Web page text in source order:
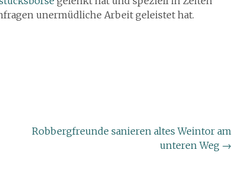
unermüdliche Arbeit geleistet hat.
Robbergfreunde sanieren altes Weintor am
unteren Weg →